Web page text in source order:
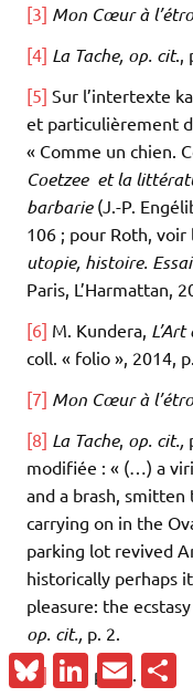
[3] Mon Cœur à
[4] La Tache, op. cit.,
[5] Sur l’intertexte
et particulièrement
« Comme un chien.
Coetzee et la
barbarie (J.-P.
106 ; pour Roth, voir
utopie, histoire.
Paris, L’Harmattan,
[6] M. Kundera,
coll. « folio », 2014,
[7] Mon Cœur à
[8] La Tache, op. cit.,
modifiée : « (…) a
and a brash,
carrying on in the
parking lot revived
historically perhaps
pleasure: the
op. cit., p. 2.
[9] Ibid., p. 13.
BlueskyLinkedInEmail